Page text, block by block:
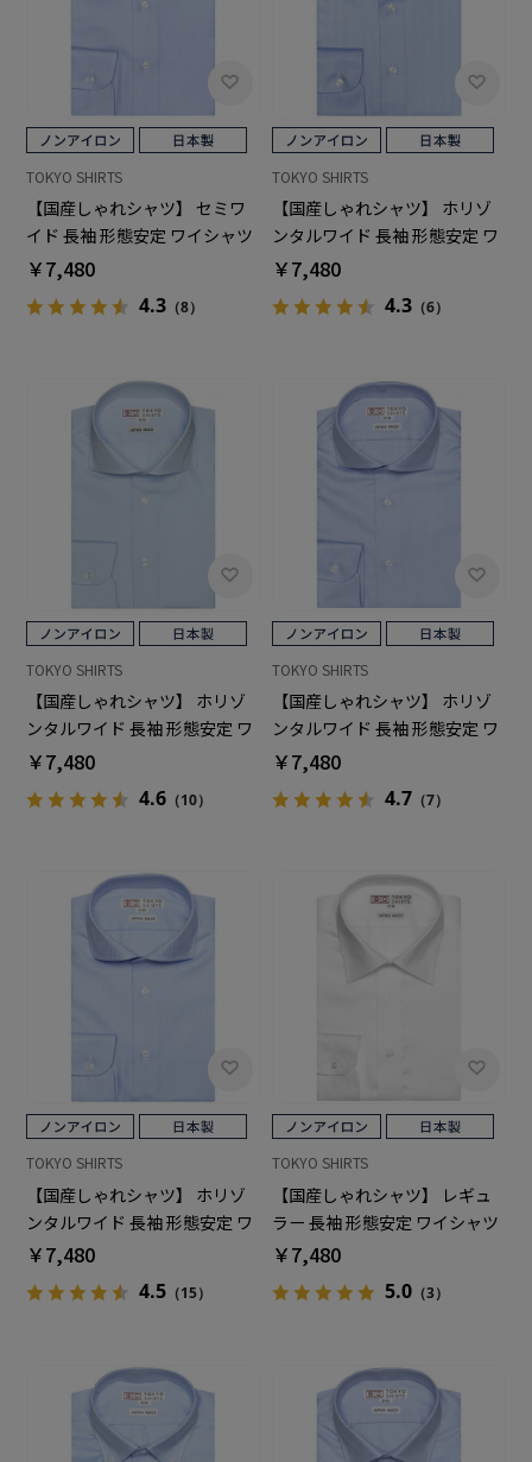
TOKYO SHIRTS
【国産しゃれシャツ】 セミワ
イド 長袖 形態安定 ワイシャツ
綿100%
￥7,480
4.3（8）
TOKYO SHIRTS
【国産しゃれシャツ】 ホリゾ
ンタルワイド 長袖 形態安定 ワ
イシャツ 綿100%
￥7,480
4.3 （6）
TOKYO SHIRTS
【国産しゃれシャツ】 ホリゾ
ンタルワイド 長袖 形態安定 ワ
イシャツ 綿100%
￥7,480
4.6（10）
TOKYO SHIRTS
【国産しゃれシャツ】 ホリゾ
ンタルワイド 長袖 形態安定 ワ
イシャツ 綿100%
￥7,480
4.7 （7）
TOKYO SHIRTS
【国産しゃれシャツ】 ホリゾ
ンタルワイド 長袖 形態安定 ワ
イシャツ 綿100%
￥7,480
4.5（15）
TOKYO SHIRTS
【国産しゃれシャツ】 レギュ
ラー 長袖 形態安定 ワイシャツ
綿100%
￥7,480
5.0 （3）